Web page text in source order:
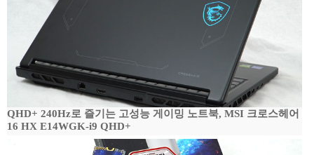
QHD+ 240Hz로 즐기는 고성능 게이밍 노트북, MSI 크로스헤어
16 HX E14WGK-i9 QHD+